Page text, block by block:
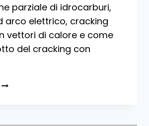
parziale di idrocarburi,
arco elettrico, cracking
vettori di calore e come
del cracking con
PRODUZIONE